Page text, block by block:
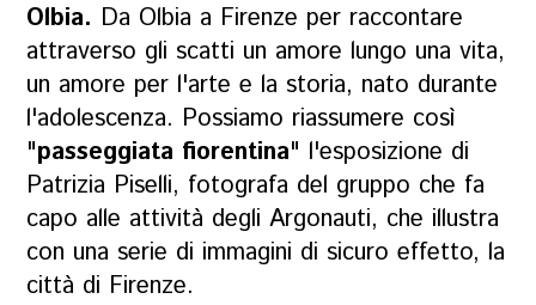
Olbia. Da Olbia a Firenze per raccontare
attraverso gli scatti un amore lungo una vita,
un amore per l'arte e la storia, nato durante
l'adolescenza. Possiamo riassumere così
"passeggiata fiorentina" l'esposizione di
Patrizia Piselli, fotografa del gruppo che fa
capo alle attività degli Argonauti, che illustra
con una serie di immagini di sicuro effetto, la
città di Firenze.